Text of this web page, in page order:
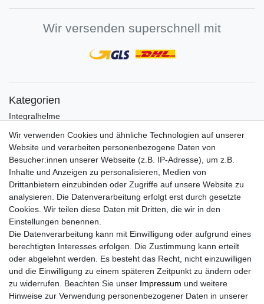
Wir versenden superschnell mit
Kategorien
Integralhelme
Crosshelme
Klapphelme
Zubehör/Visiere
Bluetoothhelme
Kinderhelme
Skihelme
Services
Mein Konto
Kontakt
FAQ
Rechtliches
AGB
Wir verwenden Cookies und ähnliche Technologien auf unserer
Website und verarbeiten personenbezogene Daten von
Besucher:innen unserer Webseite (z.B. IP-Adresse), um z.B.
Inhalte und Anzeigen zu personalisieren, Medien von
Drittanbietern einzubinden oder Zugriffe auf unsere Website zu
analysieren. Die Datenverarbeitung erfolgt erst durch gesetzte
Cookies. Wir teilen diese Daten mit Dritten, die wir in den
Einstellungen benennen.
Die Datenverarbeitung kann mit Einwilligung oder aufgrund eines
berechtigten Interesses erfolgen. Die Zustimmung kann erteilt
oder abgelehnt werden. Es besteht das Recht, nicht einzuwilligen
und die Einwilligung zu einem späteren Zeitpunkt zu ändern oder
zu widerrufen. Beachten Sie unser Impressum und weitere
Hinweise zur Verwendung personenbezogener Daten in unserer